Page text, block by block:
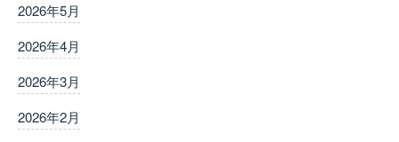
2026年5月
2026年4月
2026年3月
2026年2月